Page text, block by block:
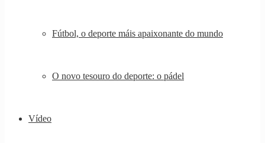
Fútbol, ​​o deporte máis apaixonante do mundo
O novo tesouro do deporte: o pádel
Vídeo